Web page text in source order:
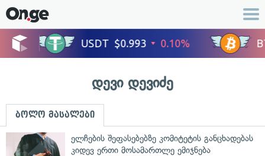
დევი დევიძე
ბოლო მასალები
ელჩების შეფასებებზე კომიტეტის განცხადებას
კიდევ ერთი მოსამართლე ემიჯნება